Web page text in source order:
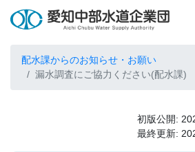
配水課からのお知らせ・お願い
漏水調査にご協力ください(配水課)
初版公開:
最終更新: